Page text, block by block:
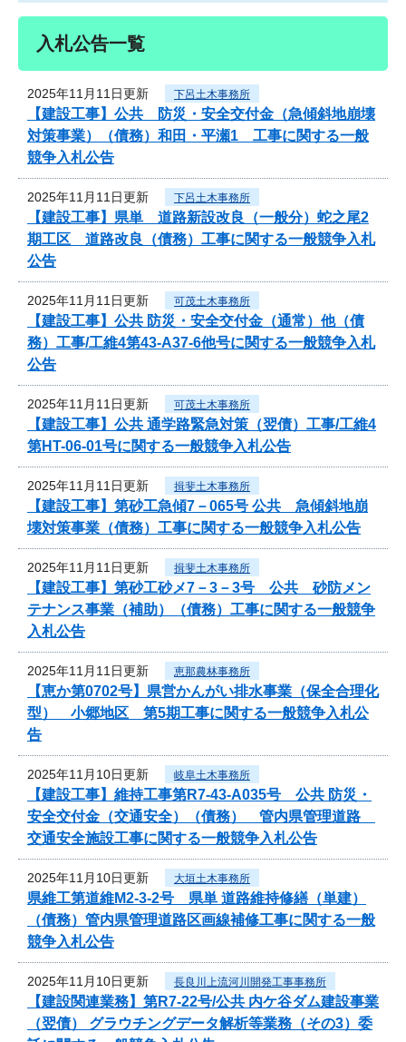
入札公告一覧
2025年11月11日更新 下呂土木事務所
【建設工事】公共 防災・安全交付金（急傾斜地崩壊
対策事業）（債務）和田・平瀬1 工事に関する一般
競争入札公告
2025年11月11日更新 下呂土木事務所
【建設工事】県単 道路新設改良（一般分）蛇之尾2
期工区 道路改良（債務）工事に関する一般競争入札
公告
2025年11月11日更新 可茂土木事務所
【建設工事】公共 防災・安全交付金（通常）他（債
務）工事/工維4第43-A37-6他号に関する一般競争入札
公告
2025年11月11日更新 可茂土木事務所
【建設工事】公共 通学路緊急対策（翌債）工事/工維4
第HT-06-01号に関する一般競争入札公告
2025年11月11日更新 揖斐土木事務所
【建設工事】第砂工急傾7－065号 公共 急傾斜地崩
壊対策事業（債務）工事に関する一般競争入札公告
2025年11月11日更新 揖斐土木事務所
【建設工事】第砂工砂メ7－3－3号 公共 砂防メン
テナンス事業（補助）（債務）工事に関する一般競争
入札公告
2025年11月11日更新 恵那農林事務所
【恵か第0702号】県営かんがい排水事業（保全合理化
型） 小郷地区 第5期工事に関する一般競争入札公
告
2025年11月10日更新 岐阜土木事務所
【建設工事】維持工事第R7-43-A035号 公共 防災・
安全交付金（交通安全）（債務） 管内県管理道路
交通安全施設工事に関する一般競争入札公告
2025年11月10日更新 大垣土木事務所
県維工第道維M2-3-2号 県単 道路維持修繕（単建）
（債務）管内県管理道路区画線補修工事に関する一般
競争入札公告
2025年11月10日更新 長良川上流河川開発工事事務所
【建設関連業務】第R7-22号/公共 内ケ谷ダム建設事業
（翌債） グラウチングデータ解析等業務（その3）委